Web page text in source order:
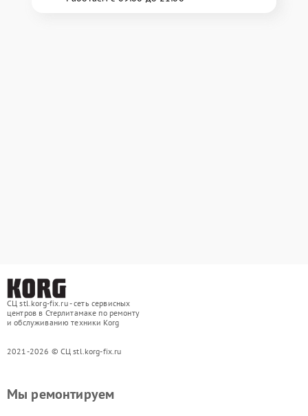
СЦ stl.korg-fix.ru - сеть сервисных
центров в Стерлитамаке по ремонту
и обслуживанию техники Korg
2021-2026 © СЦ stl.korg-fix.ru
Мы ремонтируем